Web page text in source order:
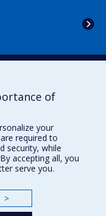
of
your
required to
security, while
accepting all, you
serve you.
>